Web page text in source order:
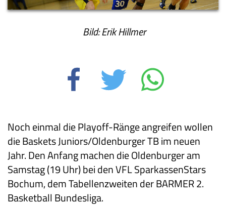
Bild: Erik Hillmer
Noch einmal die Playoff-Ränge angreifen wollen
die Baskets Juniors/Oldenburger TB im neuen
Jahr. Den Anfang machen die Oldenburger am
Samstag (19 Uhr) bei den VFL SparkassenStars
Bochum, dem Tabellenzweiten der BARMER 2.
Basketball Bundesliga.